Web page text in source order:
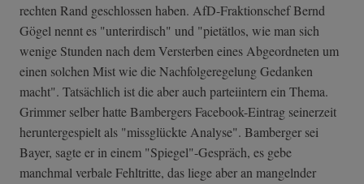
rechten Rand geschlossen haben. AfD-Fraktionschef Bernd
Gögel nennt es "unterirdisch" und "pietätlos, wie man sich
wenige Stunden nach dem Versterben eines Abgeordneten um
einen solchen Mist wie die Nachfolgeregelung Gedanken
macht". Tatsächlich ist die aber auch parteiintern ein Thema.
Grimmer selber hatte Bambergers Facebook-Eintrag seinerzeit
heruntergespielt als "missglückte Analyse". Bamberger sei
Bayer, sagte er in einem "Spiegel"-Gespräch, es gebe
manchmal verbale Fehltritte, das liege aber an mangelnder